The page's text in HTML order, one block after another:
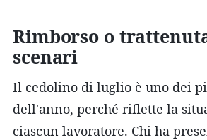
Rimborso o
scenari
Il cedolino di luglio è uno dei
dell'anno, perché riflette la
ciascun lavoratore. Chi ha